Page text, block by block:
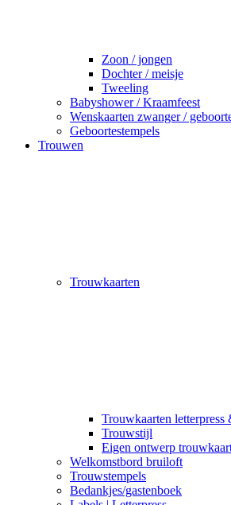
Zoon / jongen
Dochter / meisje
Tweeling
Babyshower / Kraamfeest
Wenskaarten zwanger /
Geboortestempels
Trouwen
Trouwkaarten
Trouwkaarten letterpress
Trouwstijl
Eigen ontwerp
Welkomstbord bruiloft
Trouwstempels
Bedankjes/gastenboek